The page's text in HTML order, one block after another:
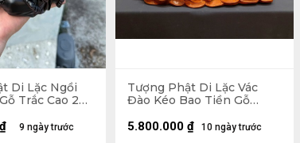
Di Lặc Ngồi
Trắc Cao 20
9 ngày trước
₫
Tượng Phật Di Lặc Vác
Đào Kéo Bao Tiền Gỗ
Sâu 18 (cm)
10 ngày trước
5.800.000 ₫